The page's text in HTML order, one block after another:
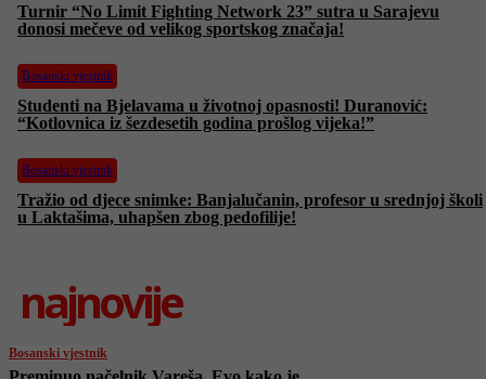
Turnir “No Limit Fighting Network 23” sutra u Sarajevu
donosi mečeve od velikog sportskog značaja!
Bosanski vjestnik
Studenti na Bjelavama u životnoj opasnosti! Duranović:
“Kotlovnica iz šezdesetih godina prošlog vijeka!”
Bosanski vjestnik
Tražio od djece snimke: Banjalučanin, profesor u srednjoj školi
u Laktašima, uhapšen zbog pedofilije!
najnovije
Bosanski vjestnik